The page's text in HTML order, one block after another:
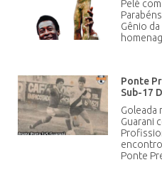
Pelé
Gênio
Ponte
Sub-17
Goleada
Guarani
Ponte